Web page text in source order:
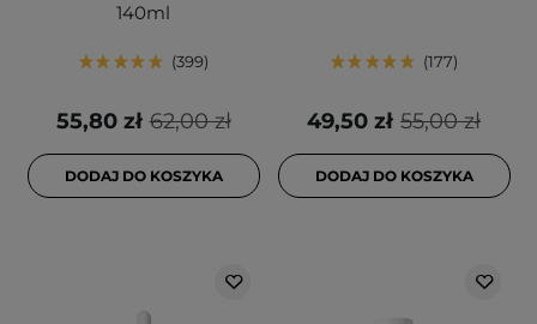
140ml
399
62,00 zł
55,80 zł
DODAJ DO KOSZYKA
177
55,00 zł
49,50 zł
DODAJ DO KOSZYKA